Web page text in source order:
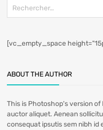
[vc_empty_space
ABOUT THE AUTHOR
This is Photoshop's version
auctor aliquet. Aenean
consequat ipsutis sem nibh id